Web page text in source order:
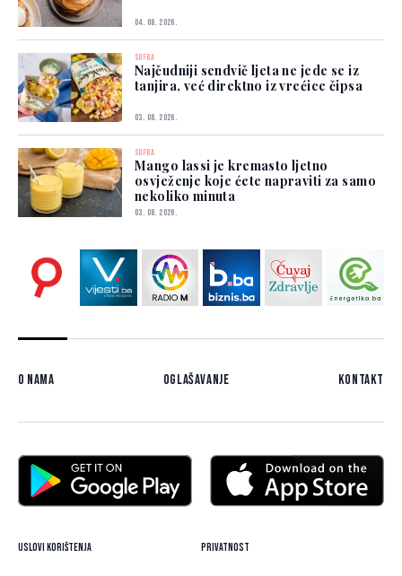
04. 08. 2026.
SOFRA
Najčudniji sendvič ljeta ne jede se iz
tanjira, već direktno iz vrećice čipsa
03. 08. 2026.
SOFRA
Mango lassi je kremasto ljetno
osvježenje koje ćete napraviti za samo
nekoliko minuta
03. 08. 2026.
O nama Oglašavanje Kontakt
Uslovi korištenja Privatnost